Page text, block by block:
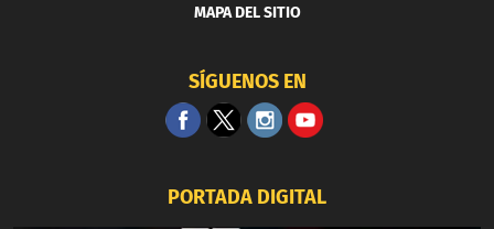
MAPA DEL SITIO
SÍGUENOS EN
PORTADA DIGITAL